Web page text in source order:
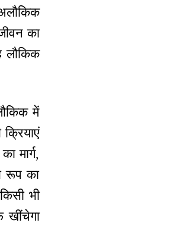
का
लौकिक
में
मार्ग,
रूप का
भी
खींचेगा